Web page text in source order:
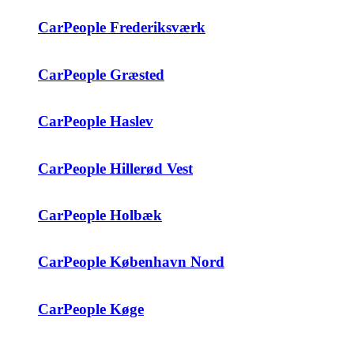
CarPeople Frederiksværk
CarPeople Græsted
CarPeople Haslev
CarPeople Hillerød Vest
CarPeople Holbæk
CarPeople København Nord
CarPeople Køge